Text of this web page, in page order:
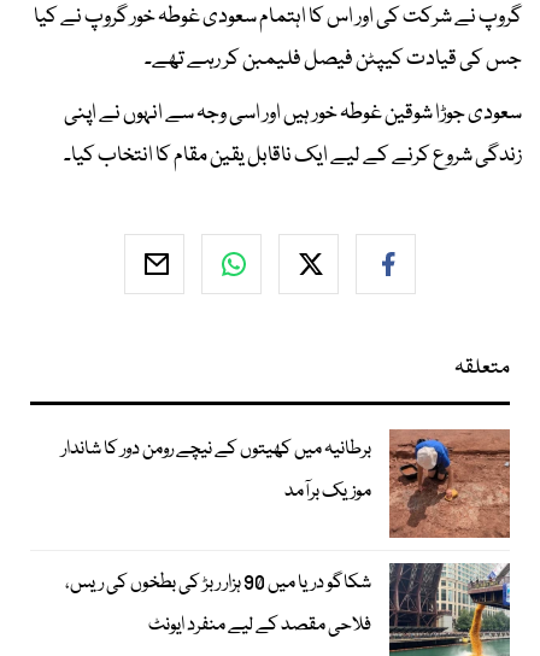
گروپ نے شرکت کی اور اس کا اہتمام سعودی غوطہ خور گروپ نے کیا
جس کی قیادت کیپٹن فیصل فلیمبن کر رہے تھے۔
سعودی جوڑا شوقین غوطہ خور ہیں اور اسی وجہ سے انہوں نے اپنی
زندگی شروع کرنے کے لیے ایک ناقابل یقین مقام کا انتخاب کیا۔
متعلقہ
برطانیہ میں کھیتوں کے نیچے رومن دور کا شاندار
موزیک برآمد
شکاگو دریا میں 90 ہزار ربڑ کی بطخوں کی ریس،
فلاحی مقصد کے لیے منفرد ایونٹ